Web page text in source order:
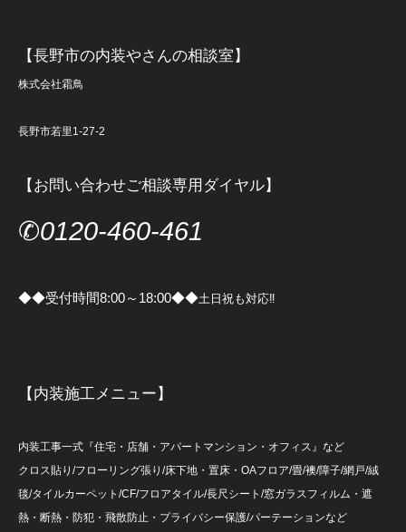
【長野市の内装やさんの相談室】
株式会社霜鳥
長野市若里1-27-2
【お問い合わせご相談専用ダイヤル】
✆0120-460-461
◆◆受付時間8:00～18:00◆◆土日祝も対応‼
【内装施工メニュー】
内装工事一式『住宅・店舗・アパートマンション・オフィス』など
クロス貼り/フローリング張り/床下地・置床・OAフロア/畳/襖/障子/網戸/絨
毯/タイルカーペット/CF/フロアタイル/長尺シート/窓ガラスフィルム・遮
熱・断熱・防犯・飛散防止・プライバシー保護/パーテーションなど